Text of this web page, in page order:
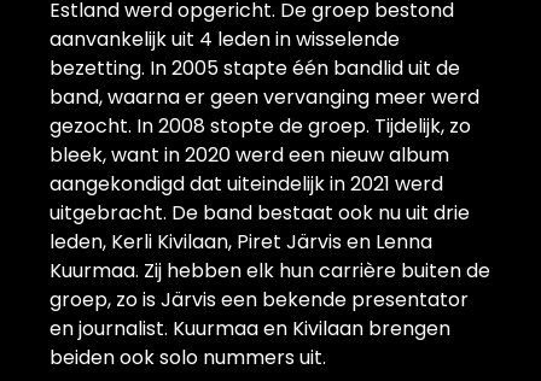
Estland werd opgericht. De groep bestond
aanvankelijk uit 4 leden in wisselende
bezetting. In 2005 stapte één bandlid uit de
band, waarna er geen vervanging meer werd
gezocht. In 2008 stopte de groep. Tijdelijk, zo
bleek, want in 2020 werd een nieuw album
aangekondigd dat uiteindelijk in 2021 werd
uitgebracht. De band bestaat ook nu uit drie
leden, Kerli Kivilaan, Piret Järvis en Lenna
Kuurmaa. Zij hebben elk hun carrière buiten de
groep, zo is Järvis een bekende presentator
en journalist. Kuurmaa en Kivilaan brengen
beiden ook solo nummers uit.